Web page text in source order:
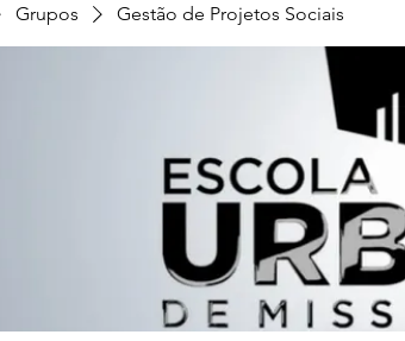
Grupos Gestão de Projetos Sociais